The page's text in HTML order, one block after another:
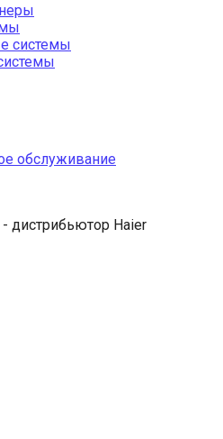
системы
обслуживание
дистрибьютор Haier